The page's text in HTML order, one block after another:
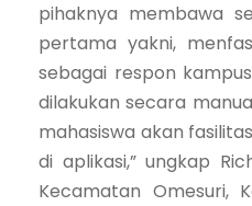
pihaknya membawa
pertama yakni,
sebagai respon
dilakukan secara
mahasiswa akan
di aplikasi,” ungkap
Kecamatan Omesuri,